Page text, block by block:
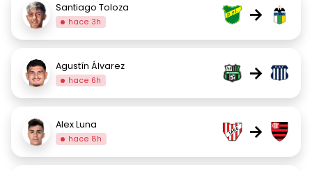
Santiago Toloza
hace 3h →
Agustín Álvarez
hace 6h →
Alex Luna
hace 8h →